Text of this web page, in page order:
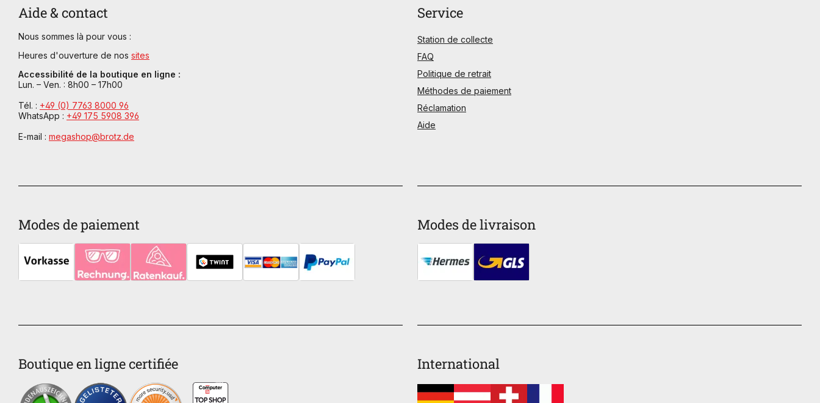
Aide & contact
Nous sommes là pour vous :
Heures d'ouverture de nos sites
Accessibilité de la boutique en ligne :
Lun. – Ven. : 8h00 – 17h00
Tél. : +49 (0) 7763 8000 96
WhatsApp : +49 175 5908 396
E-mail : megashop@brotz.de
Boutique en ligne certifiée
Modes de paiement Modes de livraison
International
Service
Station de collecte
FAQ
Politique de retrait
Méthodes de paiement
Réclamation
Aide